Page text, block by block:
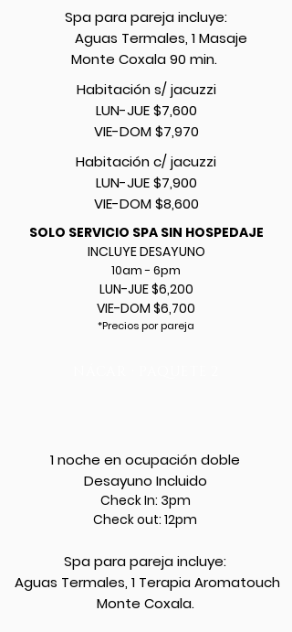
Spa para pareja incluye:
Aguas Termales, 1 Masaje
Monte Coxala 90 min.
Habitación s/ jacuzzi
LUN-JUE $7,600
VIE-DOM $7,970
Habitación c/ jacuzzi
LUN-JUE $7,900
VIE-DOM $8,600
SOLO SERVICIO SPA SIN HOSPEDAJE
INCLUYE DESAYUNO
10am - 6pm
LUN-JUE $6,200
VIE-DOM $6,700
*Precios por pareja
1 noche en ocupación doble
Desayuno Incluido
Check In: 3pm
Check out: 12pm
Spa para pareja incluye:
Aguas Termales, 1 Terapia Aromatouch
Monte Coxala.